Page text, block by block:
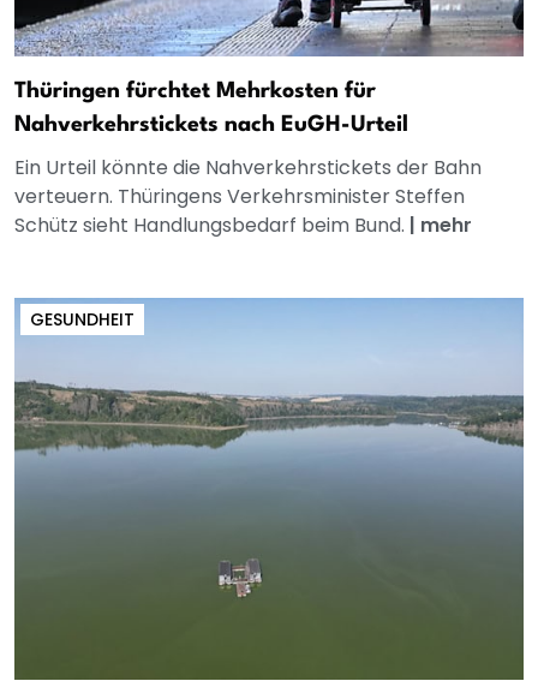
Thüringen fürchtet Mehrkosten für
Nahverkehrstickets nach EuGH-Urteil
Ein Urteil könnte die Nahverkehrstickets der Bahn
verteuern. Thüringens Verkehrsminister Steffen
Schütz sieht Handlungsbedarf beim Bund. | mehr
GESUNDHEIT